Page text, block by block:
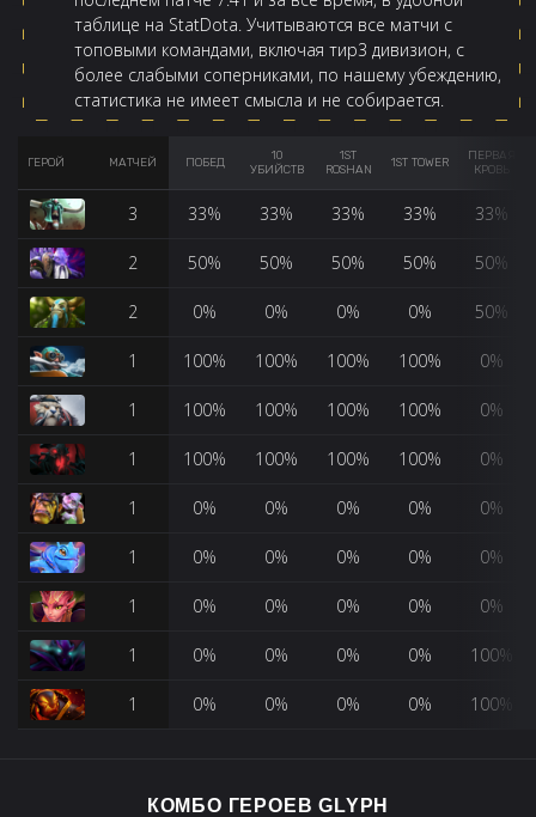
таблице на StatDota. Учитываются все матчи с
топовыми командами, включая тир3 дивизион, с
более слабыми соперниками, по нашему убеждению,
статистика не имеет смысла и не собирается.
ГЕРОЙ МАТЧЕЙ ПОБЕД
10
УБИЙСТВ
1ST
ROSHAN
1ST TOWER
ПЕРВАЯ
КРОВЬ
3 33% 33% 33% 33% 33%
2 50% 50% 50% 50% 50%
2 0% 0% 0% 0% 50%
1 100% 100% 100% 100% 0%
1 100% 100% 100% 100% 0%
1 100% 100% 100% 100% 0%
1 0% 0% 0% 0% 0%
1 0% 0% 0% 0% 0%
1 0% 0% 0% 0% 0%
1 0% 0% 0% 0% 100%
1 0% 0% 0% 0% 100%
КОМБО ГЕРОЕВ GLYPH